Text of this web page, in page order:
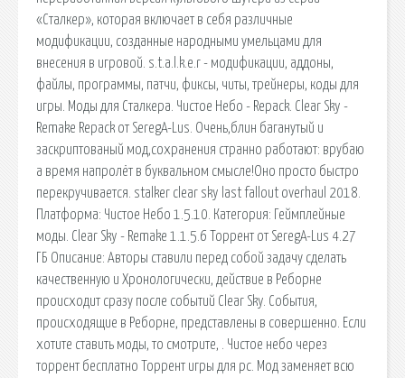
«Сталкер», которая включает в себя различные
модификации, созданные народными умельцами для
внесения в игровой. s.t.a.l.k.e.r - модификации, аддоны,
файлы, программы, патчи, фиксы, читы, трейнеры, коды для
игры. Моды для Сталкера. Чистое Небо - Repack. Clear Sky -
Remake Repack от SeregA-Lus. Очень,блин баганутый и
заскриптованый мод,сохранения странно работают: врубаю
а время напролёт в буквальном смысле!Оно просто быстро
перекручивается. stalker clear sky last fallout overhaul 2018.
Платформа: Чистое Небо 1.5.10. Категория: Геймплейные
моды. Clear Sky - Remake 1.1.5.6 Торрент от SeregA-Lus 4.27
ГБ Описание: Авторы ставили перед собой задачу сделать
качественную и Хронологически, действие в Реборне
происходит сразу после событий Clear Sky. События,
происходящие в Реборне, представлены в совершенно. Если
хотите ставить моды, то смотрите, . Чистое небо через
торрент бесплатно Торрент игры для pc. Мод заменяет всю